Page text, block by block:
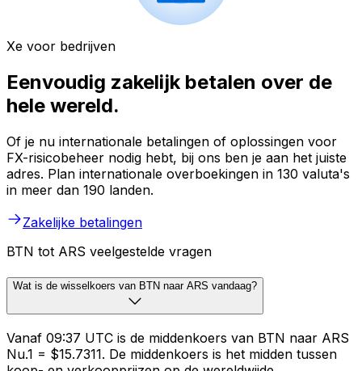
Xe voor bedrijven
Eenvoudig zakelijk betalen over de
hele wereld.
Of je nu internationale betalingen of oplossingen voor
FX-risicobeheer nodig hebt, bij ons ben je aan het juiste
adres. Plan internationale overboekingen in 130 valuta's
in meer dan 190 landen.
Zakelijke betalingen
BTN tot ARS veelgestelde vragen
Wat is de wisselkoers van BTN naar ARS vandaag?
Vanaf 09:37 UTC is de middenkoers van BTN naar ARS
Nu.1 = $15.7311. De middenkoers is het midden tussen